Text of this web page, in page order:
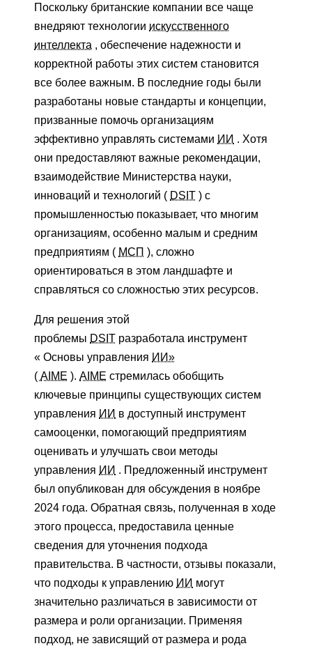
Поскольку британские компании все чаще
внедряют технологии искусственного
интеллекта , обеспечение надежности и
корректной работы этих систем становится
все более важным. В последние годы были
разработаны новые стандарты и концепции,
призванные помочь организациям
эффективно управлять системами ИИ . Хотя
они предоставляют важные рекомендации,
взаимодействие Министерства науки,
инноваций и технологий ( DSIT ) с
промышленностью показывает, что многим
организациям, особенно малым и средним
предприятиям ( МСП ), сложно
ориентироваться в этом ландшафте и
справляться со сложностью этих ресурсов.
Для решения этой
проблемы DSIT разработала инструмент
« Основы управления ИИ»
( AIME ). AIME стремилась обобщить
ключевые принципы существующих систем
управления ИИ в доступный инструмент
самооценки, помогающий предприятиям
оценивать и улучшать свои методы
управления ИИ . Предложенный инструмент
был опубликован для обсуждения в ноябре
2024 года. Обратная связь, полученная в ходе
этого процесса, предоставила ценные
сведения для уточнения подхода
правительства. В частности, отзывы показали,
что подходы к управлению ИИ могут
значительно различаться в зависимости от
размера и роли организации. Применяя
подход, не зависящий от размера и рода